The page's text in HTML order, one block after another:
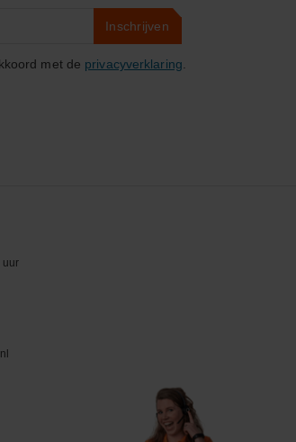
Inschrijven
met de privacyverklaring
uur